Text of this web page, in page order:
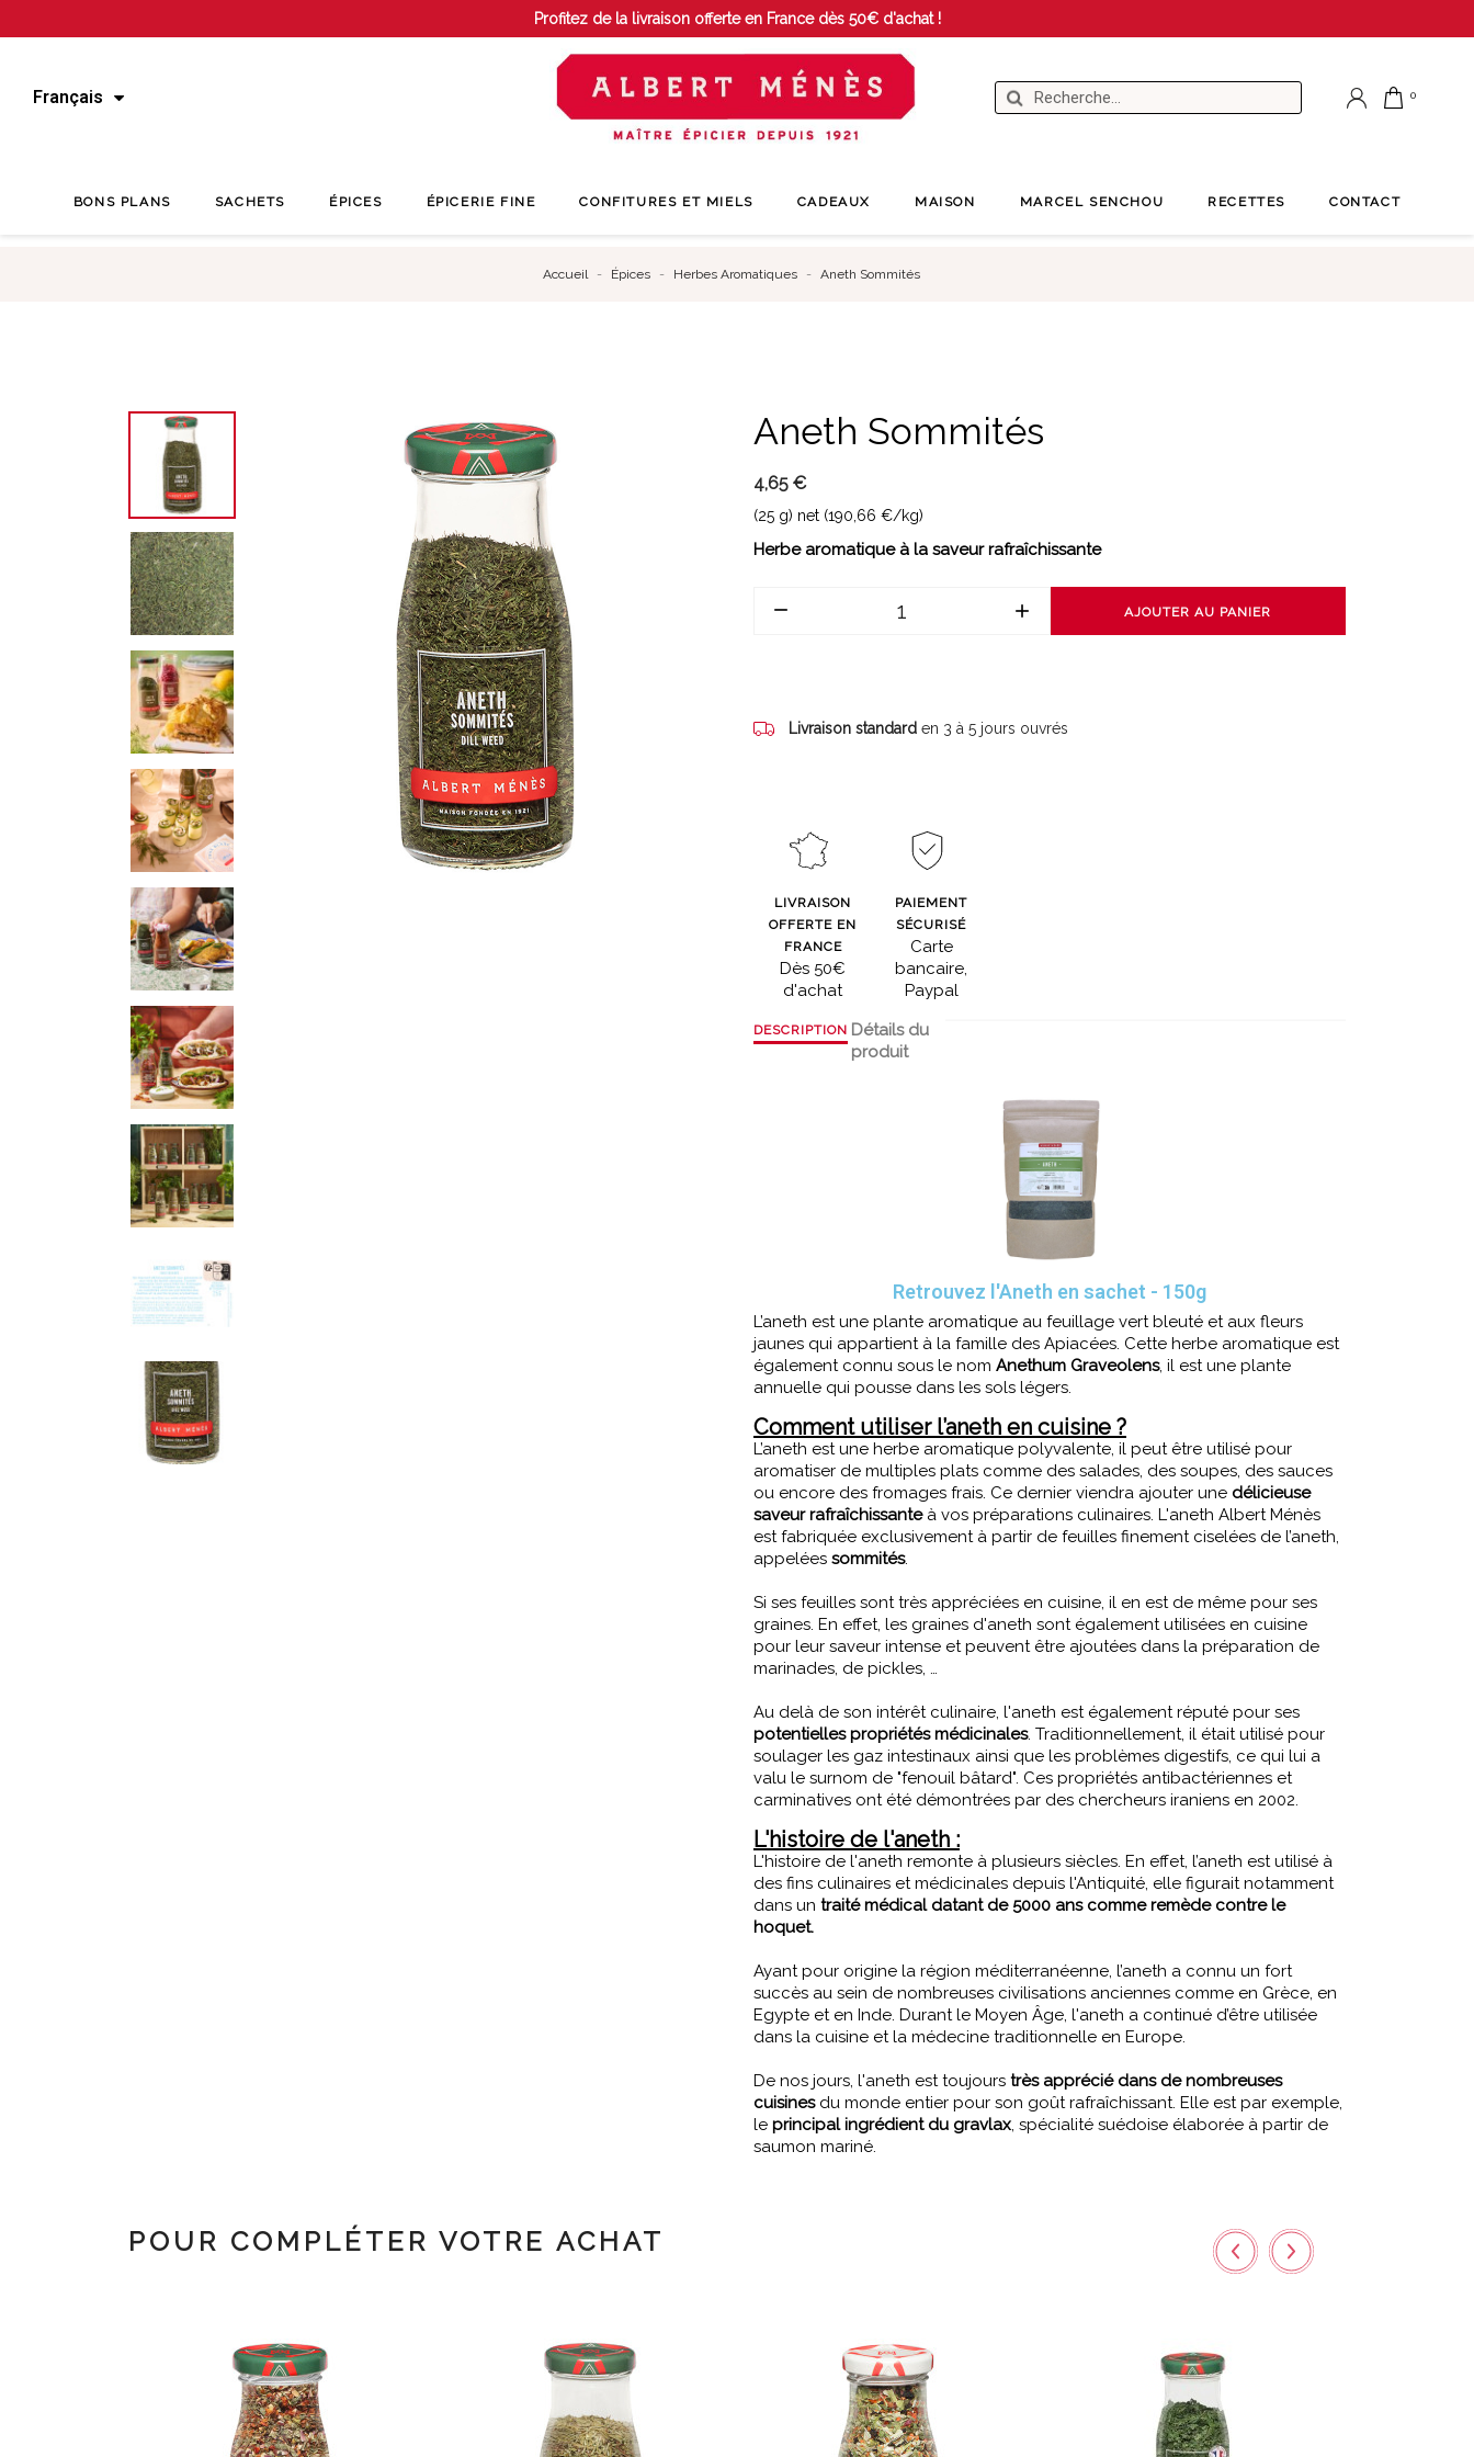
Profitez de la livraison offerte en France dès 50€ d'achat !
Français
BONS PLANS SACHETS ÉPICES ÉPICERIE FINE CONFITURES ET MIELS CADEAUX MAISON MARCEL SENCHOU RECETTES CONTACT
Accueil Épices Herbes Aromatiques Aneth Sommités
Aneth Sommités
4,65 €
(25 g) net (190,66 €/kg)
Herbe aromatique à la saveur rafraîchissante
AJOUTER AU PANIER
Livraison standard en 3 à 5 jours ouvrés
LIVRAISON
OFFERTE EN
FRANCE
Dès 50€
d'achat
PAIEMENT
SÉCURISÉ
Carte
bancaire,
Paypal
DESCRIPTION Détails du
produit
Retrouvez l'Aneth en sachet - 150g
L’aneth est une plante aromatique au feuillage vert bleuté et aux fleurs
jaunes qui appartient à la famille des Apiacées. Cette herbe aromatique est
également connu sous le nom Anethum Graveolens, il est une plante
annuelle qui pousse dans les sols légers.
Comment utiliser l’aneth en cuisine ?
L’aneth est une herbe aromatique polyvalente, il peut être utilisé pour
aromatiser de multiples plats comme des salades, des soupes, des sauces
ou encore des fromages frais. Ce dernier viendra ajouter une délicieuse
saveur rafraîchissanteà vos préparations culinaires. L'aneth Albert Ménès
est fabriquée exclusivement à partir de feuilles finement ciselées de l’aneth,
appelées sommités.
Si ses feuilles sont très appréciées en cuisine, il en est de même pour ses
graines. En effet, les graines d'aneth sont également utilisées en cuisine
pour leur saveur intense et peuvent être ajoutées dans la préparation de
marinades, de pickles, …
Au delà de son intérêt culinaire, l'aneth est également réputé pour ses
potentielles propriétés médicinales. Traditionnellement, il était utilisé pour
soulager les gaz intestinaux ainsi que les problèmes digestifs, ce qui lui a
valu le surnom de "fenouil bâtard". Ces propriétés antibactériennes et
carminatives ont été démontrées par des chercheurs iraniens en 2002.
L'histoire de l'aneth :
L'histoire de l'aneth remonte à plusieurs siècles. En effet, l’aneth est utilisé à
des fins culinaires et médicinales depuis l'Antiquité, elle figurait notamment
dans un traité médical datant de 5000 ans comme remède contre le
hoquet.
Ayant pour origine la région méditerranéenne, l’aneth a connu un fort
succès au sein de nombreuses civilisations anciennes comme en Grèce, en
Egypte et en Inde. Durant le Moyen Âge, l'aneth a continué d’être utilisée
dans la cuisine et la médecine traditionnelle en Europe.
De nos jours, l'aneth est toujours très apprécié dans de nombreuses
cuisinesdu monde entier pour son goût rafraîchissant. Elle est par exemple,
le principal ingrédient du gravlax, spécialité suédoise élaborée à partir de
saumon mariné.
POUR COMPLÉTER VOTRE ACHAT